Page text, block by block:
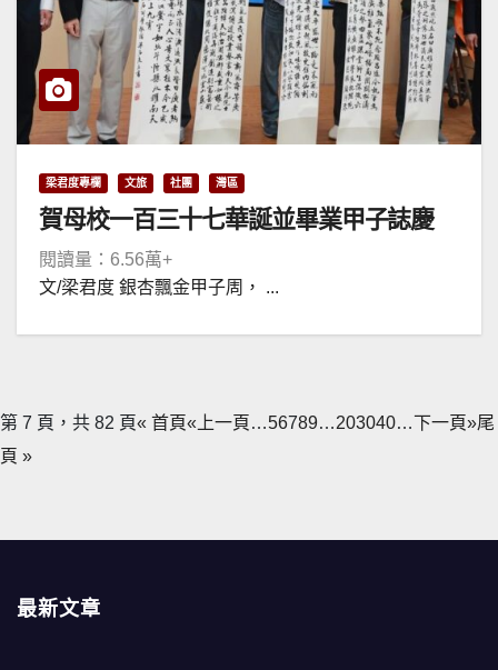
梁君度專欄 文旅 社團 灣區
賀母校一百三十七華誕並畢業甲子誌慶
閱讀量：6.56萬+
文/梁君度 銀杏飄金甲子周， ...
第 7 頁，共 82 頁« 首頁«上一頁 …56789…203040…下一頁»尾
頁 »
最新文章